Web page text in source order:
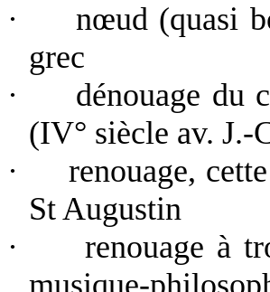
·
nœud (quasi
grec
·
dénouage du
(IV° siècle av.
·
renouage,
St Augustin
·
renouage à